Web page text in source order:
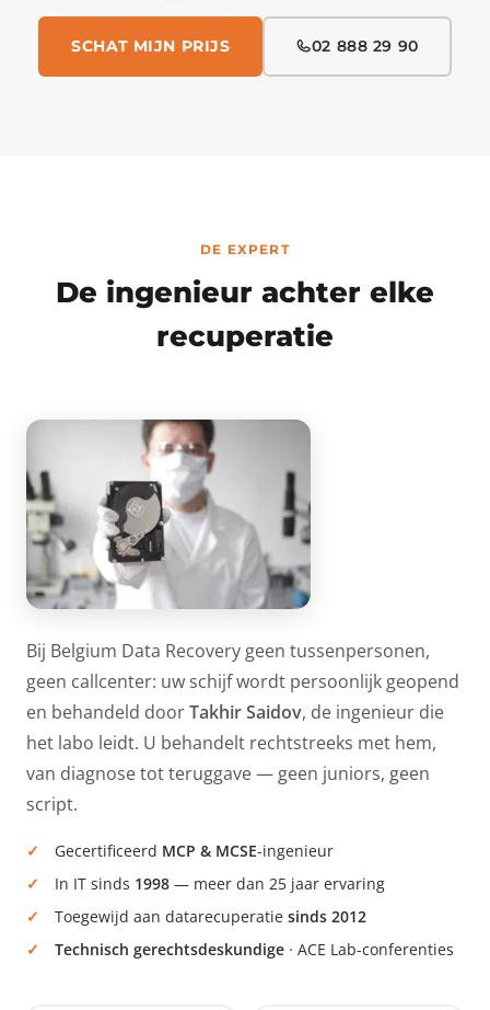
SCHAT MIJN PRIJS 02 888 29 90
DE EXPERT
De ingenieur achter elke
recuperatie
Bij Belgium Data Recovery geen tussenpersonen,
geen callcenter: uw schijf wordt persoonlijk geopend
en behandeld doorTakhir Saidov, de ingenieur die
het labo leidt. U behandelt rechtstreeks met hem,
van diagnose tot teruggave — geen juniors, geen
script.
Gecertificeerd MCP & MCSE-ingenieur
In IT sinds 1998 — meer dan 25 jaar ervaring
Toegewijd aan datarecuperatie sinds 2012
Technisch gerechtsdeskundige · ACE Lab-conferenties